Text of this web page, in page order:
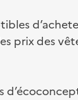
prix des